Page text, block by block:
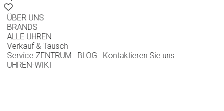
ÜBER UNS
BRANDS
ALLE UHREN
Verkauf & Tausch
Service ZENTRUM
BLOG
Kontaktieren Sie uns
UHREN-WIKI